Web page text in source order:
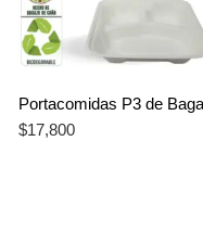
$17,800